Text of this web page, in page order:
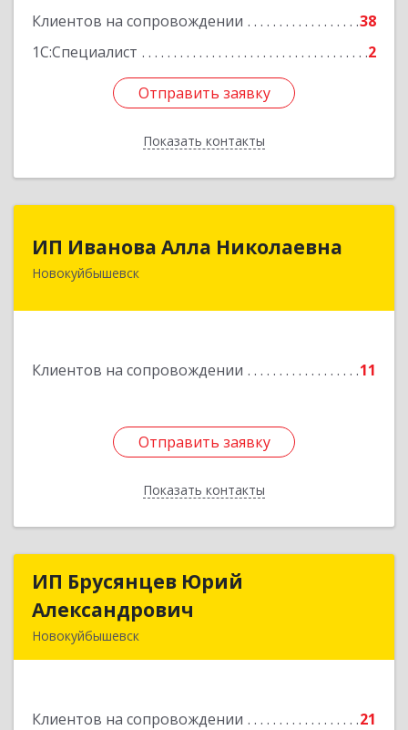
Клиентов на сопровождении
38
1С:Специалист
2
Отправить заявку
Показать контакты
Отправить заявку
Назад
ИП Иванова Алла Николаевна
Новокуйбышевск
Клиентов на сопровождении 11
Отправить заявку
Показать контакты
Отправить заявку
Назад
ИП Брусянцев Юрий
Александрович
Новокуйбышевск
Клиентов на сопровождении 21
ИП Брусянцев Юрий
Подробнее